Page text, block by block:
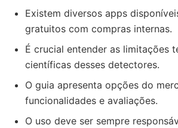
Existem diversos apps
gratuitos com compras internas.
É crucial entender as limitações
científicas desses detectores.
O guia apresenta opções do
funcionalidades e avaliações.
O uso deve ser sempre